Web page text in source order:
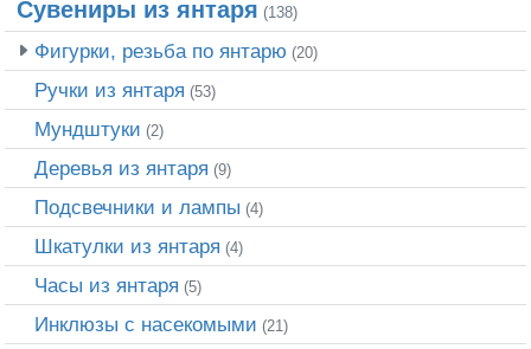
Сувениры из янтаря (138)
Фигурки, резьба по янтарю (20)
Ручки из янтаря (53)
Мундштуки (2)
Деревья из янтаря (9)
Подсвечники и лампы (4)
Шкатулки из янтаря (4)
Часы из янтаря (5)
Инклюзы с насекомыми (21)